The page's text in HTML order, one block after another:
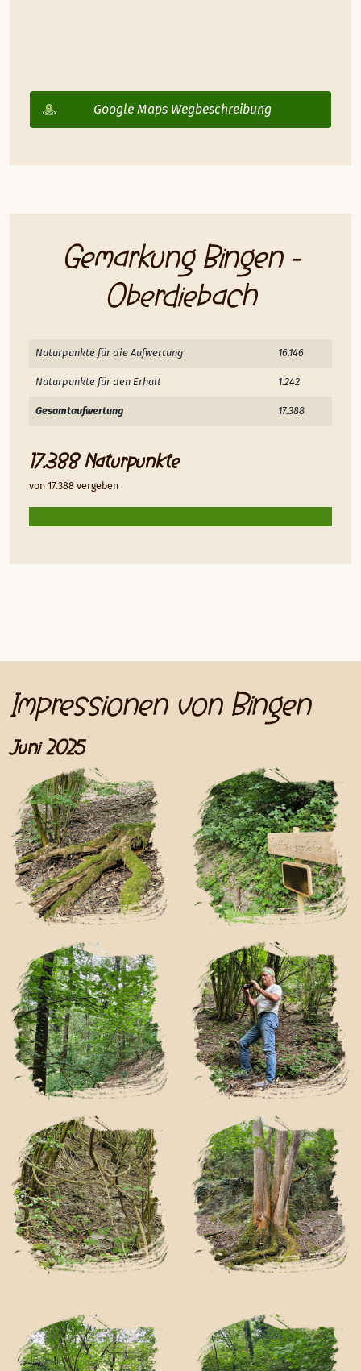
Google Maps Wegbeschreibung
Gemarkung Bingen -
Oberdiebach
Naturpunkte für die Aufwertung 16.146
Naturpunkte für den Erhalt 1.242
Gesamtaufwertung 17.388
17.388 Naturpunkte
von 17.388 vergeben
Impressionen von Bingen
Juni 2025